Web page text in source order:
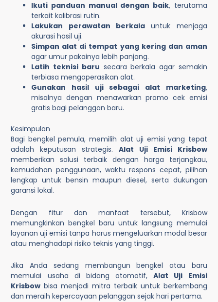
Ikuti panduan manual dengan baik, terutama
terkait kalibrasi rutin.
Lakukan perawatan berkala untuk menjaga
akurasi hasil uji.
Simpan alat di tempat yang kering dan aman
agar umur pakainya lebih panjang.
Latih teknisi baru secara berkala agar semakin
terbiasa mengoperasikan alat.
Gunakan hasil uji sebagai alat marketing,
misalnya dengan menawarkan promo cek emisi
gratis bagi pelanggan baru.
Kesimpulan
Bagi bengkel pemula, memilih alat uji emisi yang tepat
adalah keputusan strategis. Alat Uji Emisi Krisbow
memberikan solusi terbaik dengan harga terjangkau,
kemudahan penggunaan, waktu respons cepat, pilihan
lengkap untuk bensin maupun diesel, serta dukungan
garansi lokal.
Dengan fitur dan manfaat tersebut, Krisbow
memungkinkan bengkel baru untuk langsung memulai
layanan uji emisi tanpa harus mengeluarkan modal besar
atau menghadapi risiko teknis yang tinggi.
Jika Anda sedang membangun bengkel atau baru
memulai usaha di bidang otomotif,Alat Uji Emisi
Krisbow bisa menjadi mitra terbaik untuk berkembang
dan meraih kepercayaan pelanggan sejak hari pertama.